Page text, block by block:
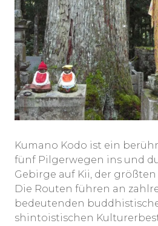
Kumano Kodo ist ein
fünf Pilgerwegen ins und
Gebirge auf Kii, der
Die Routen führen an
bedeutenden
shintoistischen